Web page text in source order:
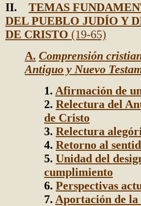
II. TEMAS
DEL PUEBLO JUDÍO Y
DE CRISTO (19-65)
A. Comprensión
Antiguo y Nuevo
1. Afirmación de
2. Relectura del
de Cristo
3. Relectura
4. Retorno al
5. Unidad del
cumplimiento
6. Perspectivas
7. Aportación de